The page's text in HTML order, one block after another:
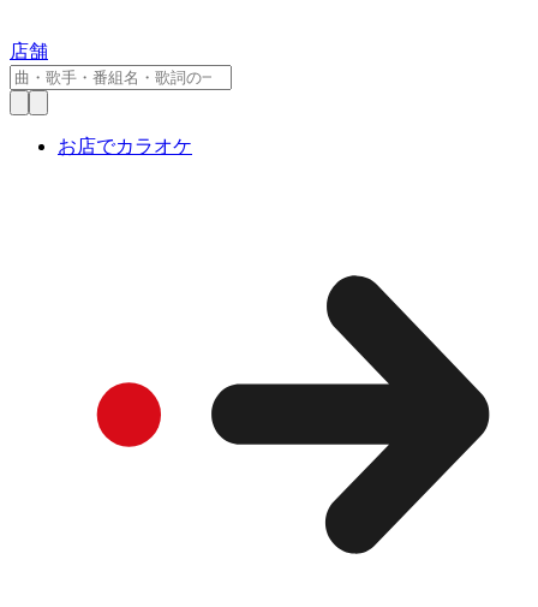
店舗
お店でカラオケ